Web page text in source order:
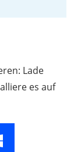
Lade
es auf